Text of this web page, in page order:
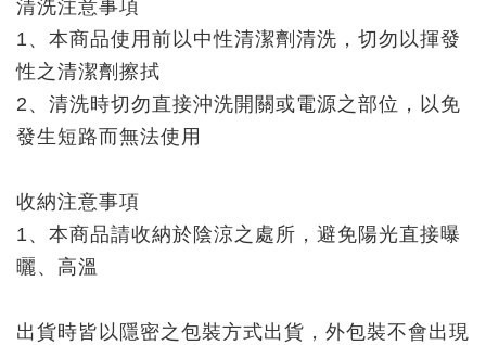
清洗注意事項
1、本商品使用前以中性清潔劑清洗，切勿以揮發
性之清潔劑擦拭
2、清洗時切勿直接沖洗開關或電源之部位，以免
發生短路而無法使用
收納注意事項
1、本商品請收納於陰涼之處所，避免陽光直接曝
曬、高溫
出貨時皆以隱密之包裝方式出貨，外包裝不會出現